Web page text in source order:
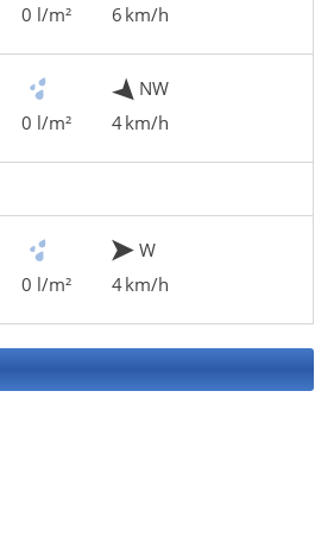
0 l/m²
6 km/h
0 l/m²
NW
4 km/h
0 l/m²
W
4 km/h